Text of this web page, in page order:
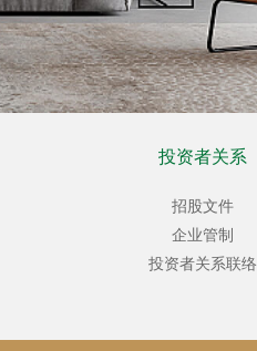
投资者关系
招股文件
企业管制
投资者关系联络